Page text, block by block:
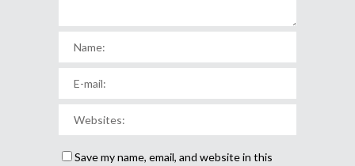
Save my name, email, and website in this